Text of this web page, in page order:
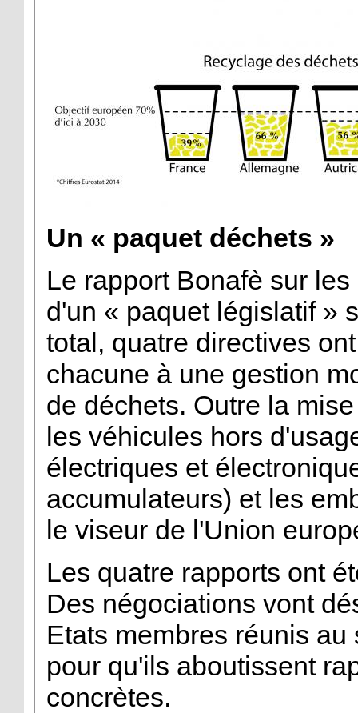
Un « paquet déchets »
Le rapport Bonafè sur
d'un « paquet législatif »
total, quatre directives
chacune à une gestion
de déchets. Outre la
les véhicules hors
électriques et
accumulateurs) et les
le viseur de l'Union
Les quatre rapports ont
Des négociations vont
Etats membres réunis
pour qu'ils aboutissent
concrètes.